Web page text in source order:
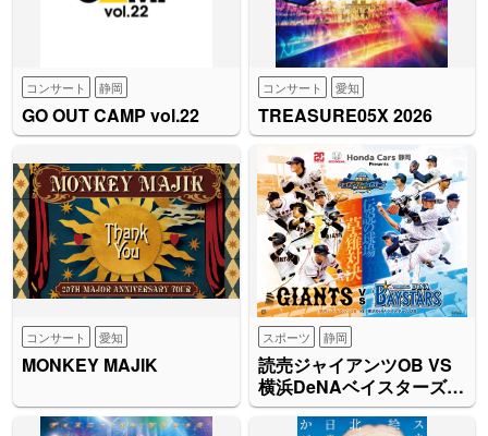
GO OUT CAMP vol.22
コンサート 静岡
TREASURE05X 2026
コンサート 愛知
MONKEY MAJIK
コンサート 愛知
読売ジャイアンツOB VS
横浜DeNAベイスターズ
OB
スポーツ 静岡